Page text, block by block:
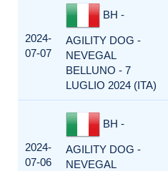
2024-
07-07
BH -
AGILITY DOG -
NEVEGAL
BELLUNO - 7
LUGLIO 2024 (ITA)
2024-
07-06
BH -
AGILITY DOG -
NEVEGAL